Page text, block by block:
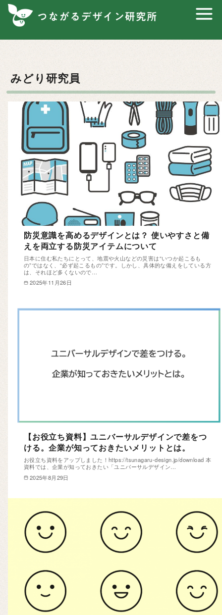
みどり研究員
防災意識を高めるデザインとは？ 使いやすさと備
えを両立する防災アイテムについて
日本に住む私たちにとって、地震や火山などの災害は“いつか起こるも
の”ではなく、“必ず起こるもの”です。しかし、具体的な備えをしている方
は、それほど多くないので…
2025年11月26日
【お役立ち資料】ユニバーサルデザインで差をつ
ける。企業が知っておきたいメリットとは。
お役立ち資料をアップしました！https://tsunagaru-design.jp/download 本
資料では、企業が知っておきたい「ユニバーサルデザイン…
2025年8月29日